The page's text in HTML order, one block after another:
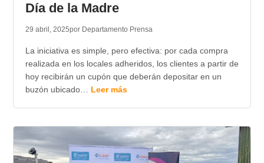
Día de la Madre
29 abril, 2025por Departamento Prensa
La iniciativa es simple, pero efectiva: por cada compra
realizada en los locales adheridos, los clientes a partir de
hoy recibirán un cupón que deberán depositar en un
buzón ubicado… Leer más